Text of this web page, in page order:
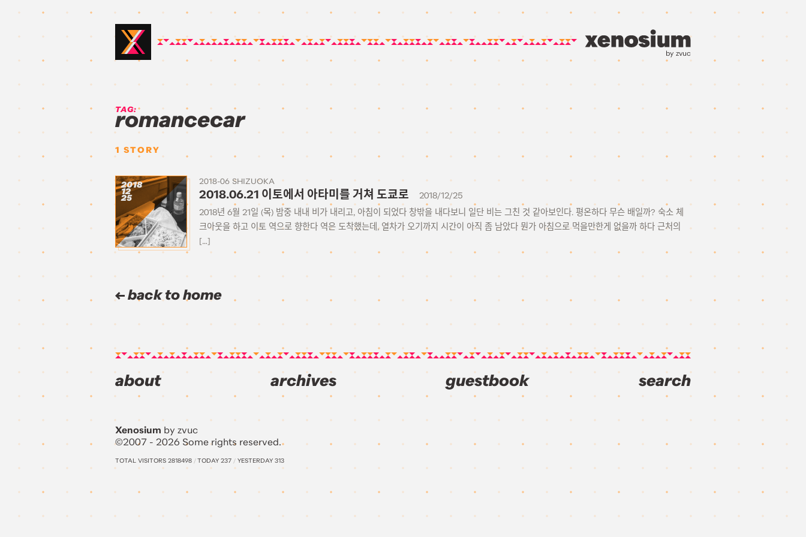
by zvuc
TAG:
romancecar
1 STORY
2018
12
25
2018-06 SHIZUOKA
2018.06.21 이토에서 아타미를 거쳐 도쿄로
2018/12/25
2018년 6월 21일 (목) 밤중 내내 비가 내리고, 아침이 되었다 창밖을 내다보니 일단 비는 그친 것 같아보인다. 평온하다 무슨 배일까? 숙소 체
크아웃을 하고 이토 역으로 향한다 역은 도착했는데, 열차가 오기까지 시간이 아직 좀 남았다 뭔가 아침으로 먹을만한게 없을까 하다 근처의
[…]
back to home
about archives guestbook search
Xenosium by zvuc
©2007 - 2026 Some rights reserved.
TOTAL VISITORS 2818498 /TODAY 237 / YESTERDAY 313